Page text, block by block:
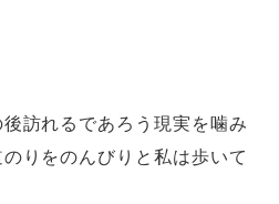
訪れるであろう現実を噛み
りをのんびりと私は歩いて